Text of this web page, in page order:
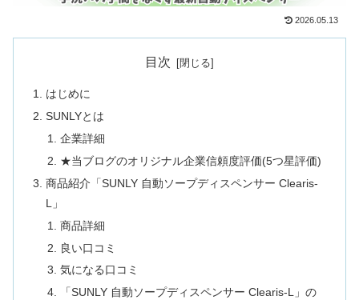
2026.05.13
目次
はじめに
SUNLYとは
企業詳細
★当ブログのオリジナル企業信頼度評価(5つ星評価)
商品紹介「SUNLY 自動ソープディスペンサー Clearis-
L」
商品詳細
良い口コミ
気になる口コミ
「SUNLY 自動ソープディスペンサー Clearis-L」の